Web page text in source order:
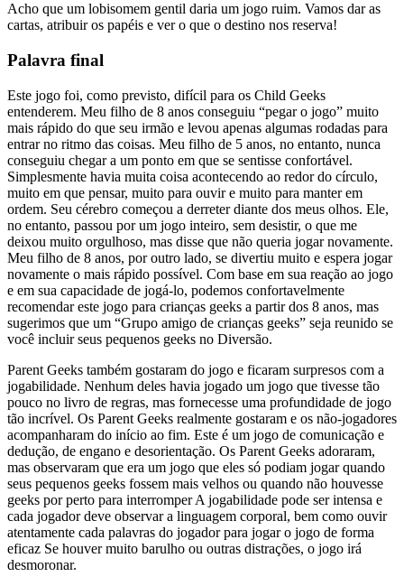
Acho que um lobisomem gentil daria um jogo ruim. Vamos dar as
cartas, atribuir os papéis e ver o que o destino nos reserva!
Palavra final
Este jogo foi, como previsto, difícil para os Child Geeks
entenderem. Meu filho de 8 anos conseguiu “pegar o jogo” muito
mais rápido do que seu irmão e levou apenas algumas rodadas para
entrar no ritmo das coisas. Meu filho de 5 anos, no entanto, nunca
conseguiu chegar a um ponto em que se sentisse confortável.
Simplesmente havia muita coisa acontecendo ao redor do círculo,
muito em que pensar, muito para ouvir e muito para manter em
ordem. Seu cérebro começou a derreter diante dos meus olhos. Ele,
no entanto, passou por um jogo inteiro, sem desistir, o que me
deixou muito orgulhoso, mas disse que não queria jogar novamente.
Meu filho de 8 anos, por outro lado, se divertiu muito e espera jogar
novamente o mais rápido possível. Com base em sua reação ao jogo
e em sua capacidade de jogá-lo, podemos confortavelmente
recomendar este jogo para crianças geeks a partir dos 8 anos, mas
sugerimos que um “Grupo amigo de crianças geeks” seja reunido se
você incluir seus pequenos geeks no Diversão.
Parent Geeks também gostaram do jogo e ficaram surpresos com a
jogabilidade. Nenhum deles havia jogado um jogo que tivesse tão
pouco no livro de regras, mas fornecesse uma profundidade de jogo
tão incrível. Os Parent Geeks realmente gostaram e os não-jogadores
acompanharam do início ao fim. Este é um jogo de comunicação e
dedução, de engano e desorientação. Os Parent Geeks adoraram,
mas observaram que era um jogo que eles só podiam jogar quando
seus pequenos geeks fossem mais velhos ou quando não houvesse
geeks por perto para interromper A jogabilidade pode ser intensa e
cada jogador deve observar a linguagem corporal, bem como ouvir
atentamente cada palavras do jogador para jogar o jogo de forma
eficaz Se houver muito barulho ou outras distrações, o jogo irá
desmoronar.